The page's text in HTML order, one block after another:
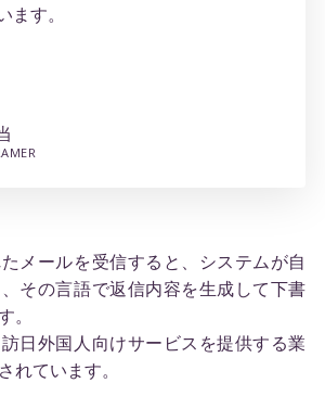
メールを受信すると、システムが自
その言語で返信内容を生成して下書
。
日外国人向けサービスを提供する業
れています。
す。